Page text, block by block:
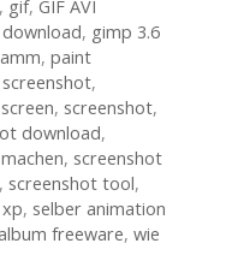
, gif, GIF AVI
, gimp 3.6
, paint
,
screen, screenshot,
download,
, screenshot
, screenshot tool,
, selber animation
freeware, wie